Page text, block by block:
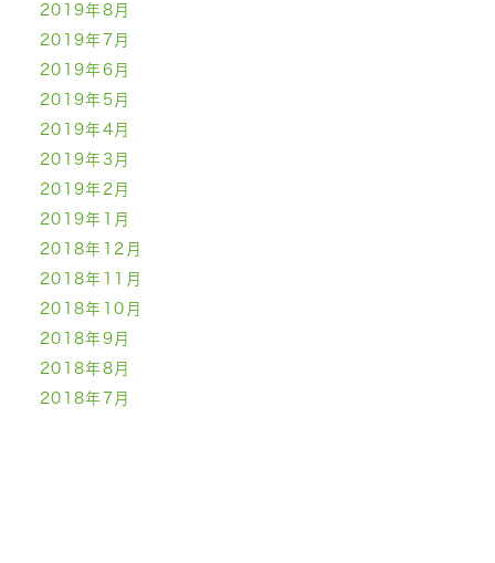
2019年8月
2019年7月
2019年6月
2019年5月
2019年4月
2019年3月
2019年2月
2019年1月
2018年12月
2018年11月
2018年10月
2018年9月
2018年8月
2018年7月